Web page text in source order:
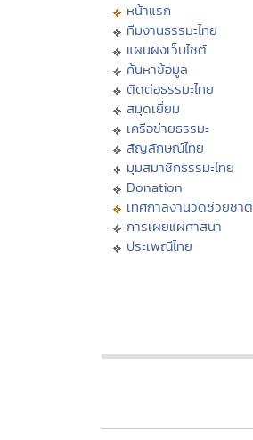
หน้าแรก
ทีมงานธรรมะไทย
แผนผังเว็บไซต์
ค้นหาข้อมูล
ติดต่อธรรมะไทย
สมุดเยี่ยม
เครือข่ายธรรมะ
สัญลักษณ์ไทย
มุมสมาชิกธรรมะไทย
Donation
เทศกาลงานวัดช่วยชาติ
การเผยแผ่ศาสนา
ประเพณีไทย